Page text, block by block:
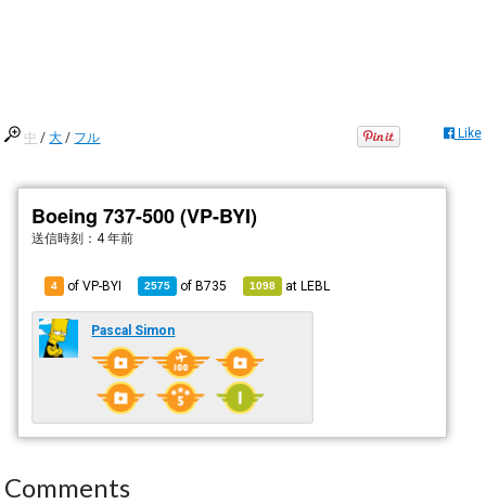
中 /大 / フル Like
Boeing 737-500 (VP-BYI)
送信時刻： 4 年前
4 of VP-BYI 2575 ofB735 1098 atLEBL
Pascal Simon
Comments